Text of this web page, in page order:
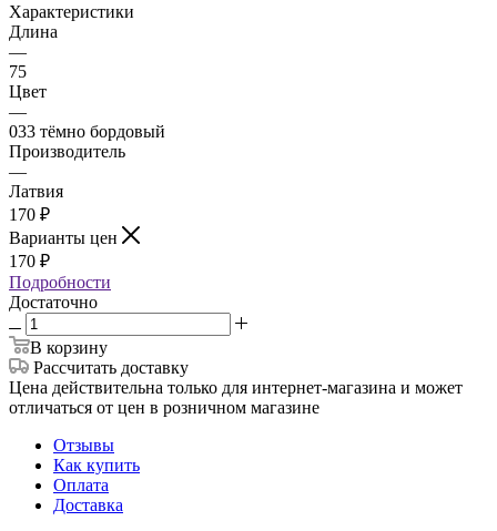
Характеристики
Длина
—
75
Цвет
—
033 тёмно бордовый
Производитель
—
Латвия
170 ₽
Варианты цен
170 ₽
Подробности
Достаточно
В корзину
Рассчитать доставку
Цена действительна только для интернет-магазина и может
отличаться от цен в розничном магазине
Отзывы
Как купить
Оплата
Доставка